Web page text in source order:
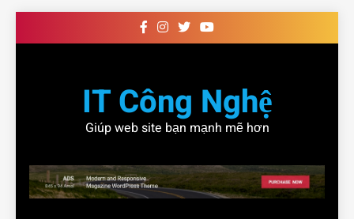
to
IT Công Nghệ
Giúp web site bạn mạnh mẽ hơn